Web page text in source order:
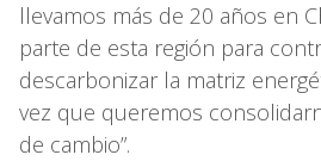
llevamos más de 20 años en
parte de esta región para
descarbonizar la matriz
vez que queremos
de cambio”.